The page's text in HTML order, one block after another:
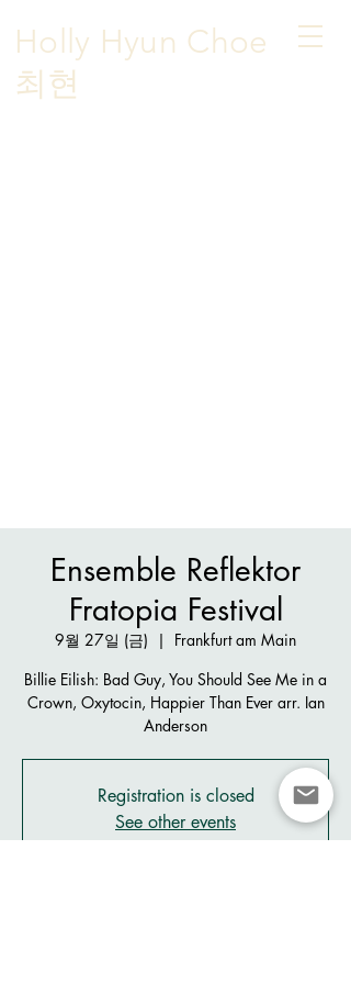
Holly Hyun Choe
​최현
Ensemble Reflektor
Fratopia Festival
9월 27일 (금)
  |
Frankfurt am Main
Billie Eilish: Bad Guy, You Should See Me in a
Crown, Oxytocin, Happier Than Ever arr. Ian
Anderson
Registration is closed
See other events